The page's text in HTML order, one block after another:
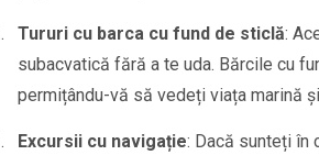
Tururi cu barca cu fund de sticlă:
subacvatică fără a te uda. Bărcile cu
permițându-vă să vedeți viața marină
Excursii cu navigație: Dacă sunteți în